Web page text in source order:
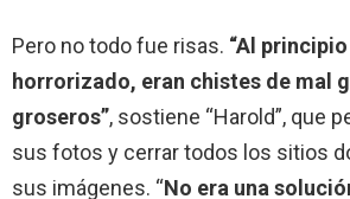
Pero no todo fue risas. “Al
horrorizado, eran chistes de mal
groseros”, sostiene “Harold”, que
sus fotos y cerrar todos los sitios
sus imágenes. “No era una